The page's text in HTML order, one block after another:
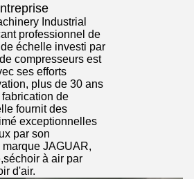
Industrial
professionnel de
échelle investi par
compresseurs est
ses efforts
plus de 30 ans
de
fournit des
exceptionnelles
par son
JAGUAR,
à air par
d'air.